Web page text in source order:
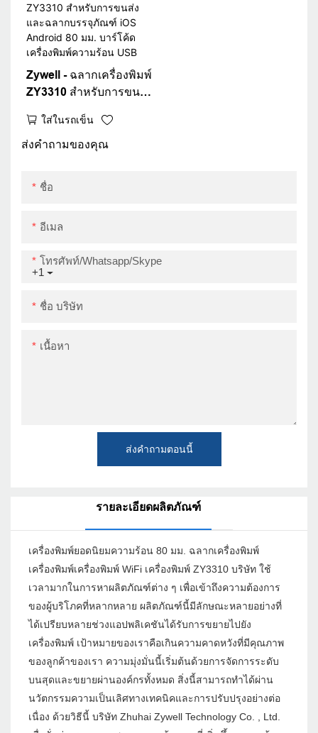
BARCODE BARCODE
QR รหัสเครื่องพิมพ์
USB+RS
Zywell - ฉลากเครื่องพิมพ์
ZY3310 สำหรับการขนส่ง
Android 80 มม. บาร์โค้ด
เครื่องพิมพ์ความร้อน
ใส่ในรถเข็น
ส่งคำถามของคุณ
ชื่อ
อีเมล
+1
โทรศัพท์/whatsapp/skype
ชื่อ บริษัท
เนื้อหา
ส่งคำถามตอนนี้
รายละเอียดผลิตภัณฑ์
เครื่องพิมพ์ยอดนิยมความร้อน 80 มม. ฉลากเครื่องพิมพ์
เครื่องพิมพ์เครื่องพิมพ์ WiFi เครื่องพิมพ์ ZY3310 บริษัท ใช้
เวลามากในการหาผลิตภัณฑ์ต่าง ๆ เพื่อเข้าถึงความต้องการ
ของผู้บริโภคที่หลากหลาย ผลิตภัณฑ์นี้มีลักษณะหลายอย่างที่
ได้เปรียบหลายช่วงแอปพลิเคชันได้รับการขยายไปยัง
เครื่องพิมพ์ เป้าหมายของเราคือเกินความคาดหวังที่มีคุณภาพ
ของลูกค้าของเรา ความมุ่งมั่นนี้เริ่มต้นด้วยการจัดการระดับ
บนสุดและขยายผ่านองค์กรทั้งหมด สิ่งนี้สามารถทำได้ผ่าน
นวัตกรรมความเป็นเลิศทางเทคนิคและการปรับปรุงอย่างต่อ
เนื่อง ด้วยวิธีนี้ บริษัท Zhuhai Zywell Technology Co. , Ltd.